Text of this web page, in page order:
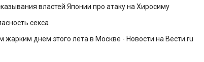
властей Японии про атаку на Хиросиму
секса
жарким днем этого лета в Москве - Новости на Вести.ru